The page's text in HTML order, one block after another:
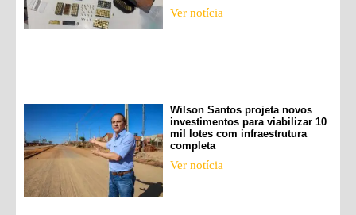
Ver notícia
Wilson Santos projeta novos
investimentos para viabilizar 10
mil lotes com infraestrutura
completa
Ver notícia